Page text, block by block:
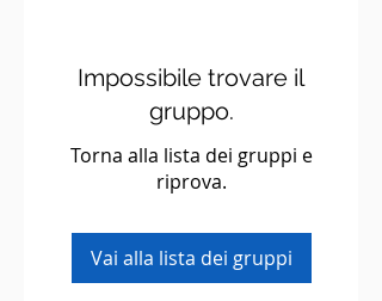
Impossibile trovare il
gruppo.
Torna alla lista dei gruppi e
riprova.
Vai alla lista dei gruppi